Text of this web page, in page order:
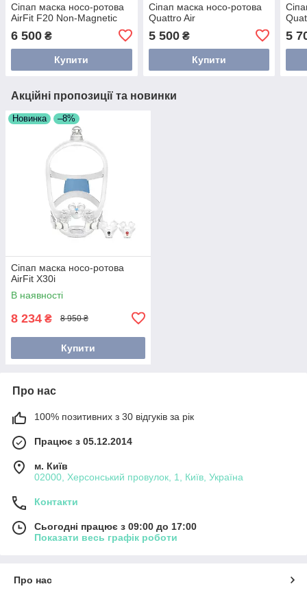
Сіпап маска носо-ротова
AirFit F20 Non-Magnetic
6 500 ₴
Купити
Сіпап маска носо-ротова
Quattro Air
5 500₴
Купити
5
Акційні пропозиції та новинки
Новинка –8%
Сіпап маска носо-ротова
AirFit X30i
В наявності
8 234 ₴ 8 950 ₴
Купити
Про нас
100% позитивних з 30 відгуків за рік
Працює з 05.12.2014
м. Київ
02000, Херсонський провулок, 1, Київ, Україна
Контакти
Сьогодні працює з 09:00 до 17:00
Показати весь графік роботи
Про нас